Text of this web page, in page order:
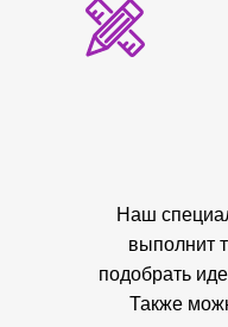
Наш
выполнит
подобрать
Также